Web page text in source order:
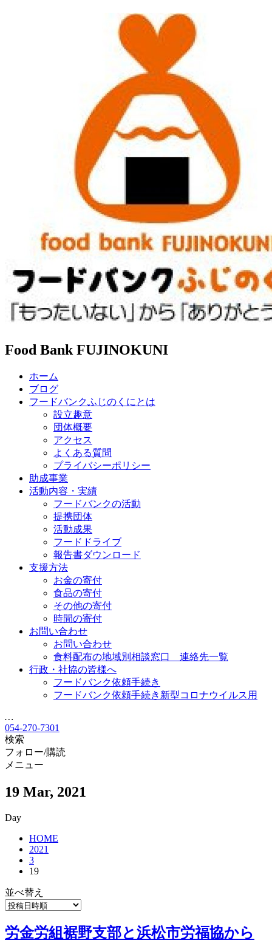
Food Bank FUJINOKUNI
ホーム
ブログ
フードバンクふじのくにとは
設立趣意
団体概要
アクセス
よくある質問
プライバシーポリシー
助成事業
活動内容・実績
フードバンクの活動
提携団体
活動成果
フードドライブ
報告書ダウンロード
支援方法
お金の寄付
食品の寄付
その他の寄付
時間の寄付
お問い合わせ
お問い合わせ
食料配布の地域別相談窓口 連絡先一覧
行政・社協の皆様へ
フードバンク依頼手続き
フードバンク依頼手続き新型コロナウイルス用
…
054-270-7301
検索
フォロー/購読
メニュー
19 Mar, 2021
Day
HOME
2021
3
19
並べ替え
労金労組裾野支部と浜松市労福協から